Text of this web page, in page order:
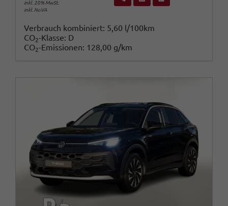
inkl. 20% MwSt.
inkl. NoVA
Verbrauch kombiniert: 5,60 l/100km
CO2-Klasse: D
CO2-Emissionen: 128,00 g/km